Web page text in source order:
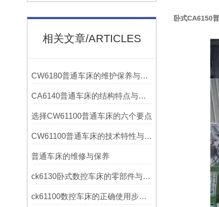
相关文章/ARTICLES
CW6180普通车床的维护保养与延长使用寿命技巧说明
CA6140普通车床的结构特点与工作原理解析
选择CW61100普通车床的六个要点
CW61100普通车床的技术特性与操作优势
普通车床的维修与保养
ck6130卧式数控车床的零部件与配置解析
ck61100数控车床的正确使用步骤是什么？
卧式CA6150